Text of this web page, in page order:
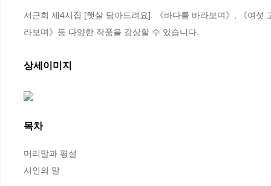
서근희 제4시집 [햇살 담아드려요]. 《바다를 바라보며》, 《여
라보며》등 다양한 작품을 감상할 수 있습니다.
상세이미지
목차
머리말과 평설
시인의 말